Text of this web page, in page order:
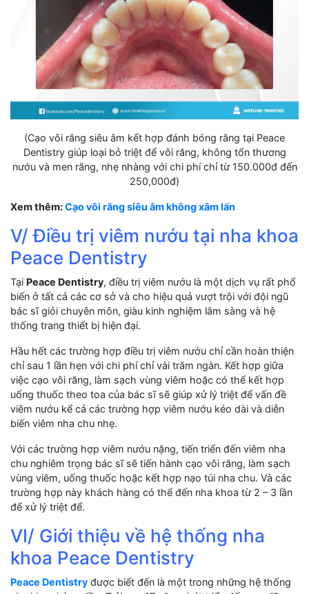
(Cạo vôi răng siêu âm kết hợp đánh bóng răng tại Peace
Dentistry giúp loại bỏ triệt để vôi răng, không tổn thương
nướu và men răng, nhẹ nhàng với chi phí chỉ từ 150.000đ đến
250,000đ)
Xem thêm:Cạo vôi răng siêu âm không xâm lấn
V/ Điều trị viêm nướu tại nha khoa
Peace Dentistry
Tại Peace Dentistry, điều trị viêm nướu là một dịch vụ rất phổ
biến ở tất cả các cơ sở và cho hiệu quả vượt trội với đội ngũ
bác sĩ giỏi chuyên môn, giàu kinh nghiệm lâm sàng và hệ
thống trang thiết bị hiện đại.
Hầu hết các trường hợp điều trị viêm nướu chỉ cần hoàn thiện
chỉ sau 1 lần hẹn với chi phí chỉ vài trăm ngàn. Kết hợp giữa
việc cạo vôi răng, làm sạch vùng viêm hoặc có thể kết hợp
uống thuốc theo toa của bác sĩ sẽ giúp xử lý triệt để vấn đề
viêm nướu kể cả các trường hợp viêm nướu kéo dài và diễn
biến viêm nha chu nhẹ.
Với các trường hợp viêm nướu nặng, tiến triển đến viêm nha
chu nghiêm trọng bác sĩ sẽ tiến hành cạo vôi răng, làm sạch
vùng viêm, uống thuốc hoặc kết hợp nạo túi nha chu. Và các
trường hợp này khách hàng có thể đến nha khoa từ 2 – 3 lần
để xử lý triệt để.
VI/ Giới thiệu về hệ thống nha
khoa Peace Dentistry
Peace Dentistry được biết đến là một trong những hệ thống